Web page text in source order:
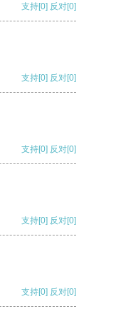
支持[0] 反对[0]
支持[0] 反对[0]
支持[0] 反对[0]
支持[0] 反对[0]
支持[0] 反对[0]